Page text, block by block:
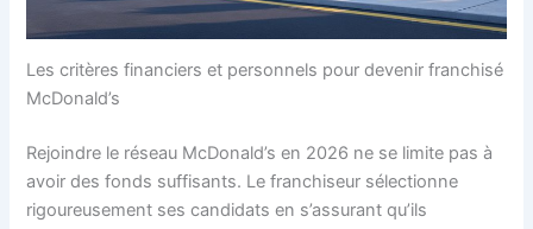
Les critères financiers et personnels pour devenir franchisé
McDonald’s
Rejoindre le réseau McDonald’s en 2026 ne se limite pas à
avoir des fonds suffisants. Le franchiseur sélectionne
rigoureusement ses candidats en s’assurant qu’ils